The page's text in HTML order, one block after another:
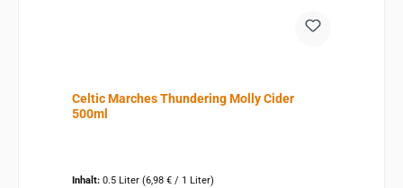
Celtic Marches Thundering Molly Cider
500ml
Inhalt: 0.5 Liter (6,98 € / 1 Liter)